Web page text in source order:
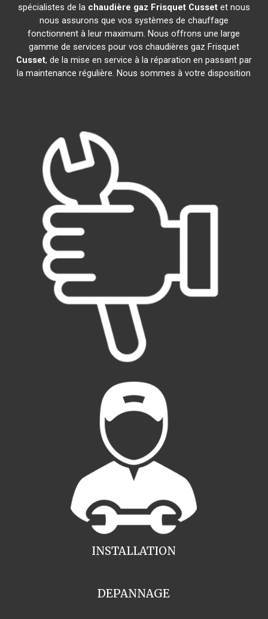
spécialistes de la chaudière gaz Frisquet Cussetet nous
nous assurons que vos systèmes de chauffage
fonctionnent à leur maximum. Nous offrons une large
gamme de services pour vos chaudières gaz Frisquet
Cusset, de la mise en service à la réparation en passant par
la maintenance régulière. Nous sommes à votre disposition
INSTALLATION
DEPANNAGE